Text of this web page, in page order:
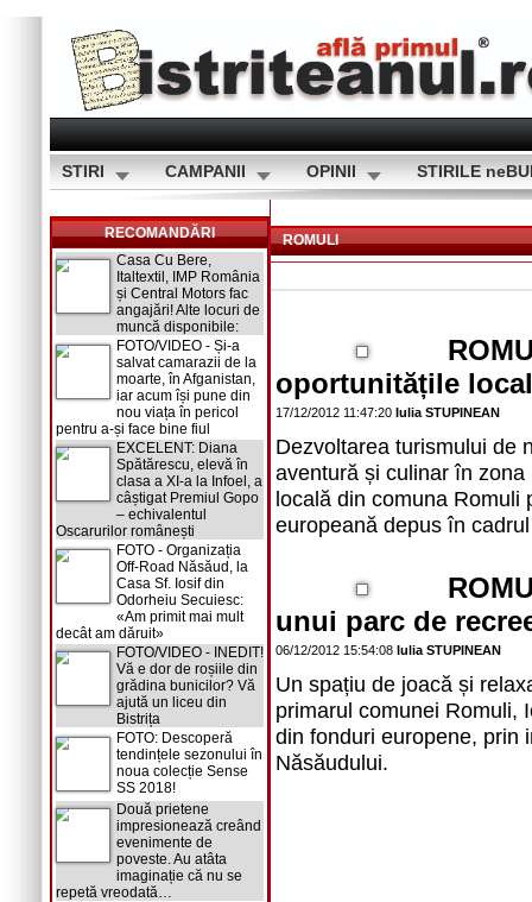
STIRI CAMPANII OPINII STIRILE
RECOMANDĂRI
Casa Cu Bere,
Italtextil, IMP România
și Central Motors fac
angajări! Alte locuri de
muncă disponibile:
FOTO/VIDEO - Și-a
salvat camarazii de la
moarte, în Afganistan,
iar acum își pune din
nou viața în pericol
pentru a-și face bine fiul
EXCELENT: Diana
Spătărescu, elevă în
clasa a XI-a la Infoel, a
câștigat Premiul Gopo
– echivalentul
Oscarurilor românești
FOTO - Organizația
Off-Road Năsăud, la
Casa Sf. Iosif din
Odorheiu Secuiesc:
«Am primit mai mult
decât am dăruit»
FOTO/VIDEO - INEDIT!
Vă e dor de roșiile din
grădina bunicilor? Vă
ajută un liceu din
Bistrița
FOTO: Descoperă
tendințele sezonului în
noua colecție Sense
SS 2018!
Două prietene
impresionează creând
evenimente de
poveste. Au atâta
imaginație că nu se
repetă vreodată…
ROMULI
oportunitățile
17/12/2012 11:47:20 Iulia STUPINEAN
Dezvoltarea turismului de
aventură și culinar în
locală din comuna Romuli
europeană depus în
unui parc de
06/12/2012 15:54:08 Iulia STUPINEAN
Un spațiu de joacă și
primarul comunei Romuli,
din fonduri europene, prin
Năsăudului.